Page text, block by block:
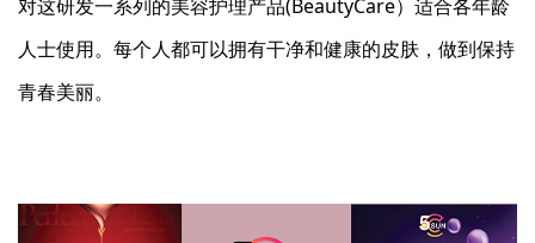
对这研发一系列的美容护理产品(BeautyCare）适合各年龄
人士使用。每个人都可以拥有干净和健康的皮肤，做到保持
青春美丽。